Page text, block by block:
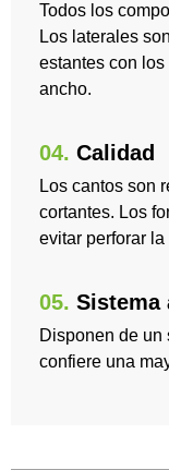
Todos los
Los laterales
estantes con
ancho.
04. Calidad
Los cantos son
cortantes. Los
evitar perforar la
05. Sistema
Disponen de un
confiere una